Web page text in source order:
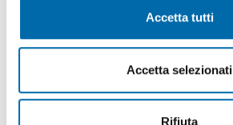
Accetta tutti
Accetta selezionati
Rifiuta
Cantieristica